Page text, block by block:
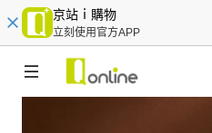
京站ｉ購物
立刻使用官方APP